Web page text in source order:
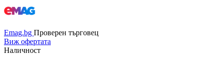
Emag.bg Проверен търговец
Виж офертата
Наличност